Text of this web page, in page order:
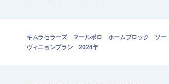
キムラセラーズ マールボロ ホームブロック ソー
ヴィニョンブラン 2024年